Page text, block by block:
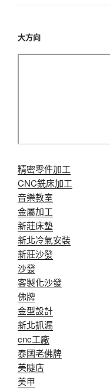
大方向
精密零件加工
CNC銑床加工
音樂教室
金屬加工
新莊床墊
新北冷氣安裝
新莊沙發
沙發
客製化沙發
佛牌
金型設計
新北抓漏
cnc工廠
泰國老佛牌
美睫店
美甲